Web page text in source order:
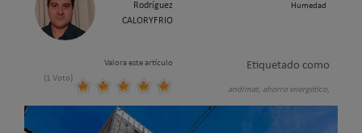
Rodríguez
CALORYFRIO
Humedad
Valora este artículo
(1 Voto)
Etiquetado como
andimat, ahorro energético,